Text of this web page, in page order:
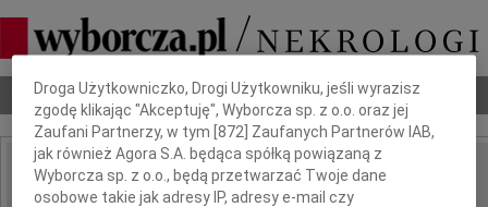
Nekrologi Odeszli Poradnik pogrzebowy
IMIĘ I NAZWISKO:
Dbamy o Twoją prywatność
Droga Użytkowniczko, Drogi Użytkowniku, jeśli wyrazisz
zgodę klikając "Akceptuję", Wyborcza sp. z o.o. oraz jej
Zaufani Partnerzy, w tym [872] Zaufanych Partnerów IAB,
jak również Agora S.A. będąca spółką powiązaną z
Wyborcza sp. z o.o., będą przetwarzać Twoje dane
osobowe takie jak adresy IP, adresy e-mail czy